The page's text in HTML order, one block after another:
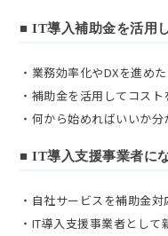
■IT導入補助金を活用
・業務効率化やDXを進め
・補助金を活用してコスト
・何から始めればいいか分
■IT導入支援事業者に
・自社サービスを補助金対
・IT導入支援事業者とし